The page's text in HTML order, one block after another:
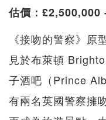
估價：£2,500,000
《接吻的警察》
見於布萊頓
子酒吧（Prince
有兩名英國警察擁